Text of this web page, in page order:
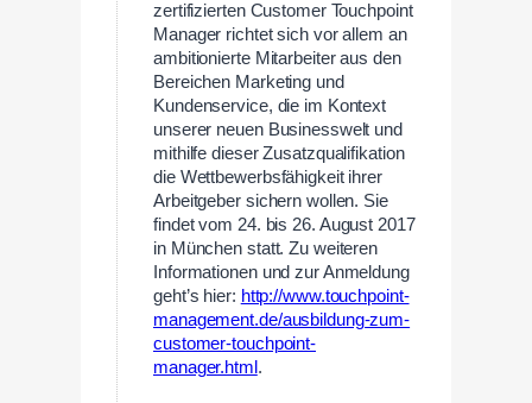
zertifizierten Customer Touchpoint
Manager richtet sich vor allem an
ambitionierte Mitarbeiter aus den
Bereichen Marketing und
Kundenservice, die im Kontext
unserer neuen Businesswelt und
mithilfe dieser Zusatzqualifikation
die Wettbewerbsfähigkeit ihrer
Arbeitgeber sichern wollen. Sie
findet vom 24. bis 26. August 2017
in München statt. Zu weiteren
Informationen und zur Anmeldung
geht’s hier: http://www.touchpoint-
management.de/ausbildung-zum-
customer-touchpoint-
manager.html .